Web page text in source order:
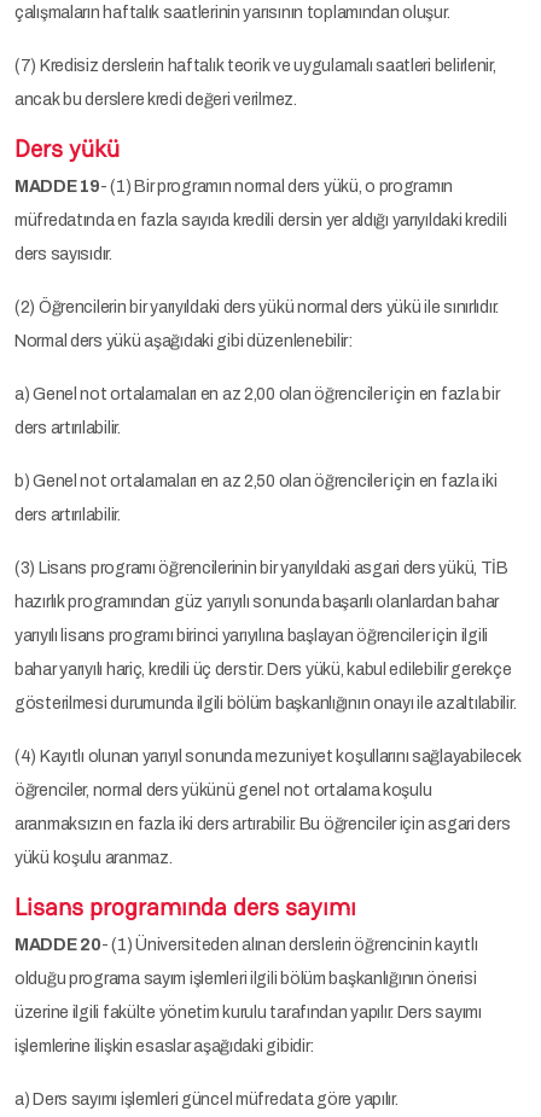
çalışmaların haftalık saatlerinin yarısının toplamından oluşur.
(7) Kredisiz derslerin haftalık teorik ve uygulamalı saatleri belirlenir,
ancak bu derslere kredi değeri verilmez.
Ders yükü
MADDE 19- (1) Bir programın normal ders yükü, o programın
müfredatında en fazla sayıda kredili dersin yer aldığı yarıyıldaki kredili
ders sayısıdır.
(2) Öğrencilerin bir yarıyıldaki ders yükü normal ders yükü ile sınırlıdır.
Normal ders yükü aşağıdaki gibi düzenlenebilir:
a) Genel not ortalamaları en az 2,00 olan öğrenciler için en fazla bir
ders artırılabilir.
b) Genel not ortalamaları en az 2,50 olan öğrenciler için en fazla iki
ders artırılabilir.
(3) Lisans programı öğrencilerinin bir yarıyıldaki asgari ders yükü, TİB
hazırlık programından güz yarıyılı sonunda başarılı olanlardan bahar
yarıyılı lisans programı birinci yarıyılına başlayan öğrenciler için ilgili
bahar yarıyılı hariç, kredili üç derstir. Ders yükü, kabul edilebilir gerekçe
gösterilmesi durumunda ilgili bölüm başkanlığının onayı ile azaltılabilir.
(4) Kayıtlı olunan yarıyıl sonunda mezuniyet koşullarını sağlayabilecek
öğrenciler, normal ders yükünü genel not ortalama koşulu
aranmaksızın en fazla iki ders artırabilir. Bu öğrenciler için asgari ders
yükü koşulu aranmaz.
Lisans programında ders sayımı
MADDE 20- (1) Üniversiteden alınan derslerin öğrencinin kayıtlı
olduğu programa sayım işlemleri ilgili bölüm başkanlığının önerisi
üzerine ilgili fakülte yönetim kurulu tarafından yapılır. Ders sayımı
işlemlerine ilişkin esaslar aşağıdaki gibidir:
a) Ders sayımı işlemleri güncel müfredata göre yapılır.